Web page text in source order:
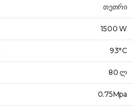
თეთრი
1500 W
93°C
80 ლ
0.75Mpa